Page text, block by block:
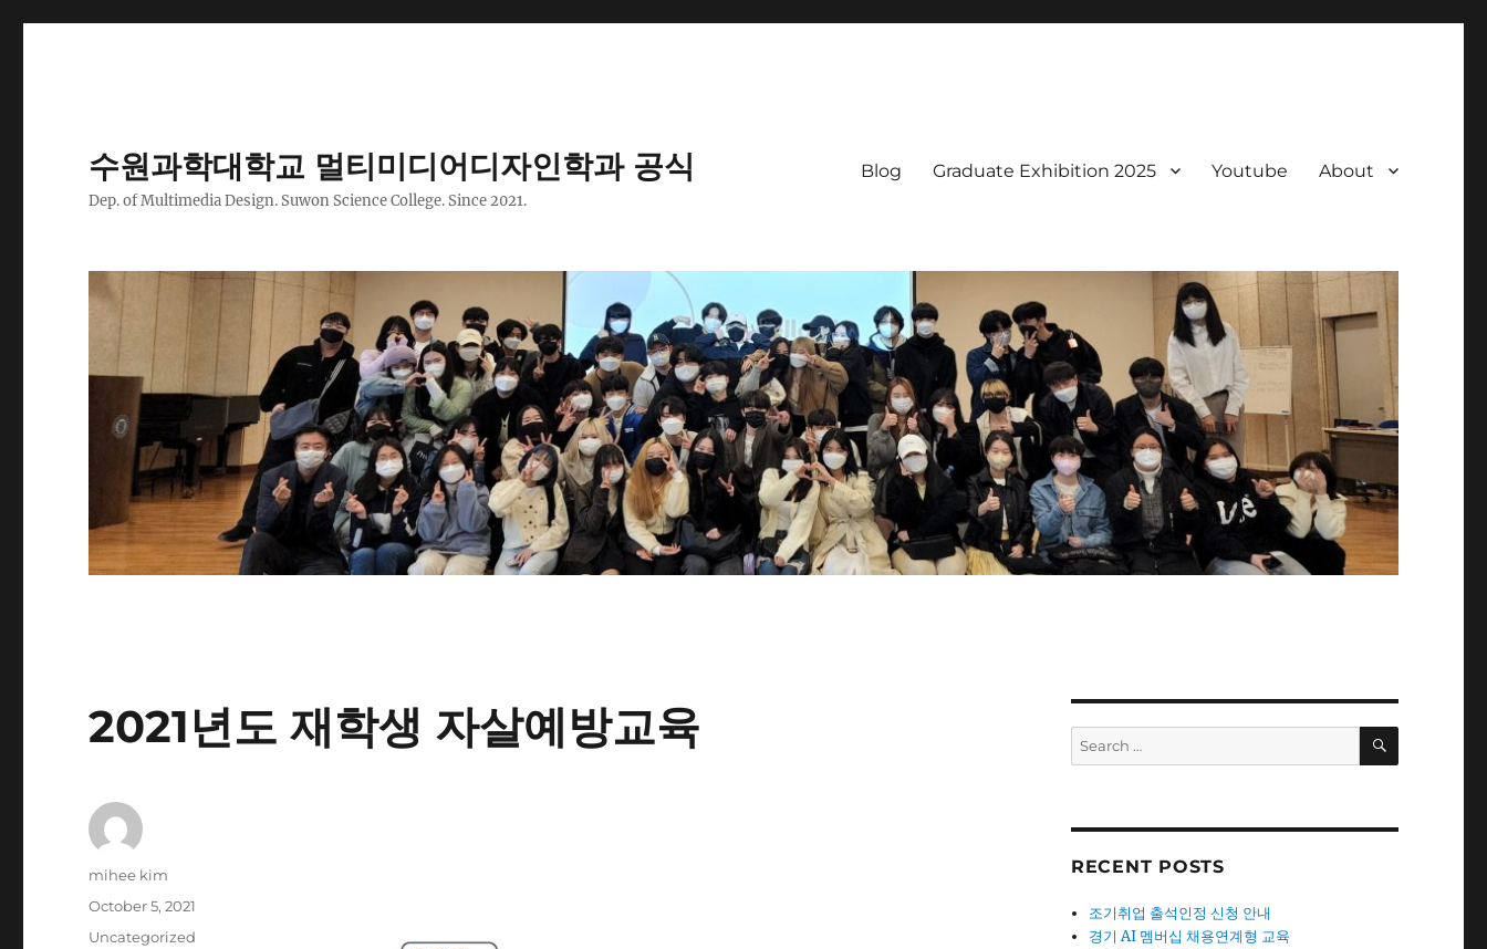
수원과학대학교 멀티미디어디자인학과 공식
Dep. of Multimedia Design. Suwon Science College. Since 2021.
Blog Graduate Exhibition 2025 Youtube About
2021년도 재학생 자살예방교육
Author
mihee kim
Posted
October 5, 2021
Categories
Uncategorized
Search
for:
SEARCH
RECENT POSTS
조기취업 출석인정 신청 안내
경기 AI 멤버십 채용연계형 교육